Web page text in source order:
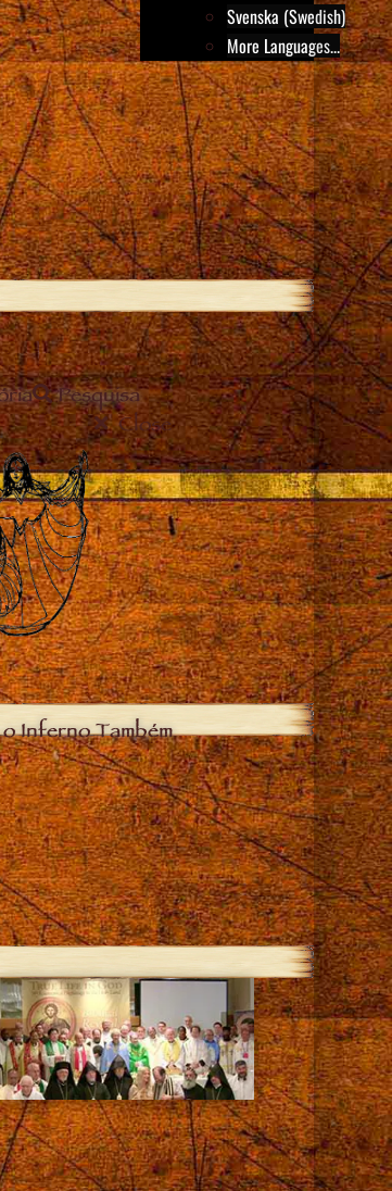
Svenska (Swedish)
More Languages...
Pesquisa
Close
Inferno Também